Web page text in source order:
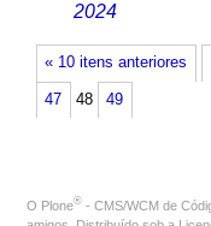
2024
« 10 itens anteriores
47 48 49
O Plone® - CMS/WCM de